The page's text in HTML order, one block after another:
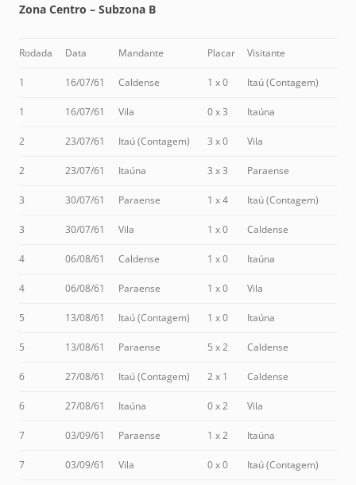
Zona Centro – Subzona B
Rodada Data Mandante Placar Visitante
1 16/07/61 Caldense 1 x 0 Itaú (Contagem)
1 16/07/61 Vila 0 x 3 Itaúna
2 23/07/61 Itaú (Contagem) 3 x 0 Vila
2 23/07/61 Itaúna 3 x 3 Paraense
3 30/07/61 Paraense 1 x 4 Itaú (Contagem)
3 30/07/61 Vila 1 x 0 Caldense
4 06/08/61 Caldense 1 x 0 Itaúna
4 06/08/61 Paraense 1 x 0 Vila
5 13/08/61 Itaú (Contagem) 1 x 0 Itaúna
5 13/08/61 Paraense 5 x 2 Caldense
6 27/08/61 Itaú (Contagem) 2 x 1 Caldense
6 27/08/61 Itaúna 0 x 2 Vila
7 03/09/61 Paraense 1 x 2 Itaúna
7 03/09/61 Vila 0 x 0 Itaú (Contagem)